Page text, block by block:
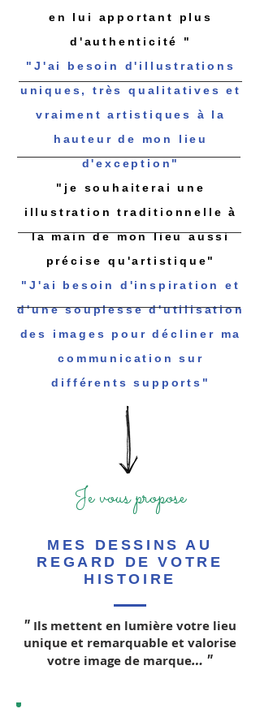
en lui apportant plus
d'authenticité
"
"J'ai besoin d'illustrations
uniques, très qualitatives et
vraiment artistiques à la
hauteur de mon lieu
d'exception"
"je souhaiterai une
illustration traditionnelle à
la main de mon lieu aussi
précise qu'artistique"
"J'ai besoin d'inspiration et
d'une souplesse d'utilisation
des images pour décliner ma
communication sur
différents
supports"
Je vous propose
MES DESSINS AU
REGARD DE VOTRE
HISTOIRE
" Ils mettent en lumièrevotre lieu
unique et remarquable et valorise
votre image de marque… "